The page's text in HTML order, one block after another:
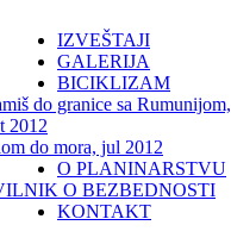
IZVEŠTAJI
GALERIJA
BICIKLIZAM
do granice sa Rumunijom,
2012
do mora, jul 2012
O PLANINARSTVU
O BEZBEDNOSTI
KONTAKT